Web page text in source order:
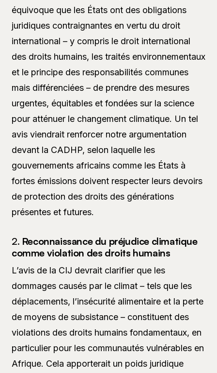
équivoque que les États ont des obligations
juridiques contraignantes en vertu du droit
international – y compris le droit international
des droits humains, les traités environnementaux
et le principe des responsabilités communes
mais différenciées – de prendre des mesures
urgentes, équitables et fondées sur la science
pour atténuer le changement climatique. Un tel
avis viendrait renforcer notre argumentation
devant la CADHP, selon laquelle les
gouvernements africains comme les États à
fortes émissions doivent respecter leurs devoirs
de protection des droits des générations
présentes et futures.
2. Reconnaissance du préjudice climatique
comme violation des droits humains
L’avis de la CIJ devrait clarifier que les
dommages causés par le climat – tels que les
déplacements, l’insécurité alimentaire et la perte
de moyens de subsistance – constituent des
violations des droits humains fondamentaux, en
particulier pour les communautés vulnérables en
Afrique. Cela apporterait un poids juridique